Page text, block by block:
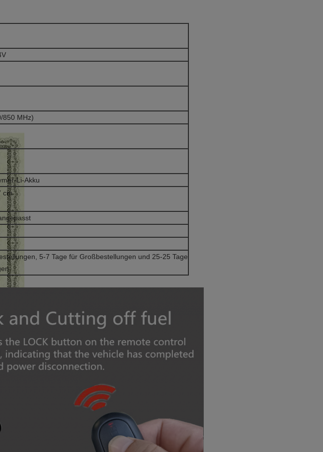
850 MHz)
Li-Akku
cm
5-7 Tage für Großbestellungen und 25-25 Tage